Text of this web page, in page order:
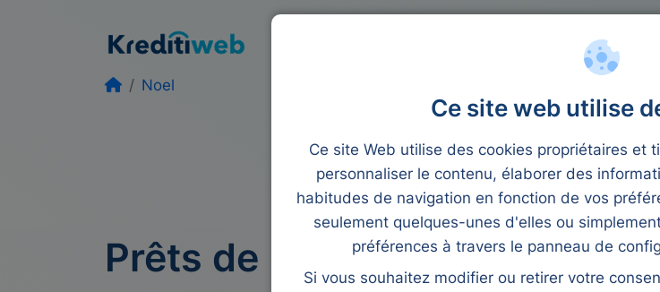
Ce site web utilise
Ce site Web utilise des cookies propriétaires et
personnaliser le contenu, élaborer des
habitudes de navigation en fonction de vos
seulement quelques-unes d'elles ou
préférences à travers le panneau de
Si vous souhaitez modifier ou retirer votre
Noel
Prêts de Noël 2023